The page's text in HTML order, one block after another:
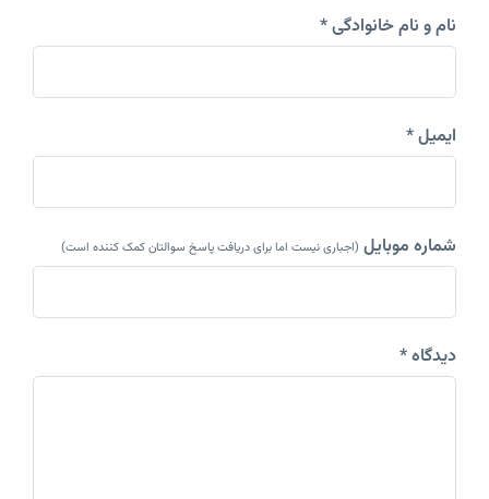
نام و نام خانوادگی *
ایمیل *
شماره موبایل (اجباری نیست اما برای دریافت پاسخ سوالتان کمک کننده است)
دیدگاه *